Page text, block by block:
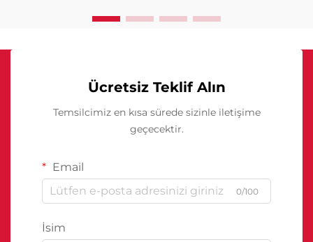
Ücretsiz Teklif Alın
Temsilcimiz en kısa sürede sizinle iletişime
geçecektir.
Email
0/100
İsim